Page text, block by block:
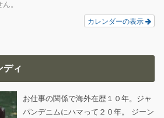
。
カレンダーの表示
ディ
お仕事の関係で海外在歴１０年。ジャ
パンデニムにハマって２０年。 ジーン